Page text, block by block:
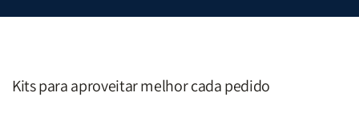
Kits para aproveitar melhor cada pedido